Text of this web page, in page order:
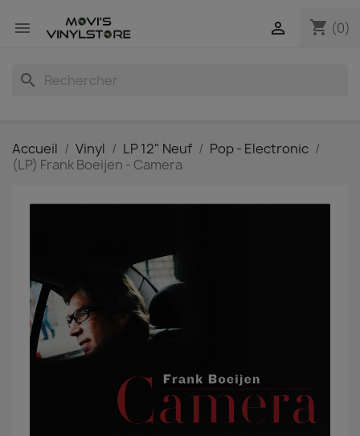
 shopping_cart (0)

search
Accueil Vinyl LP 12" Neuf
Pop - Electronic
(LP) Frank Boeijen - Camera